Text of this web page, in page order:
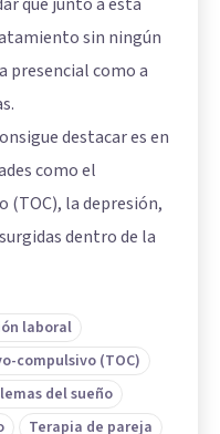
sin ningún
presencial como a
destacar es en
como el
la depresión,
dentro de la
laboral
compulsivo (TOC)
del sueño
Terapia de pareja